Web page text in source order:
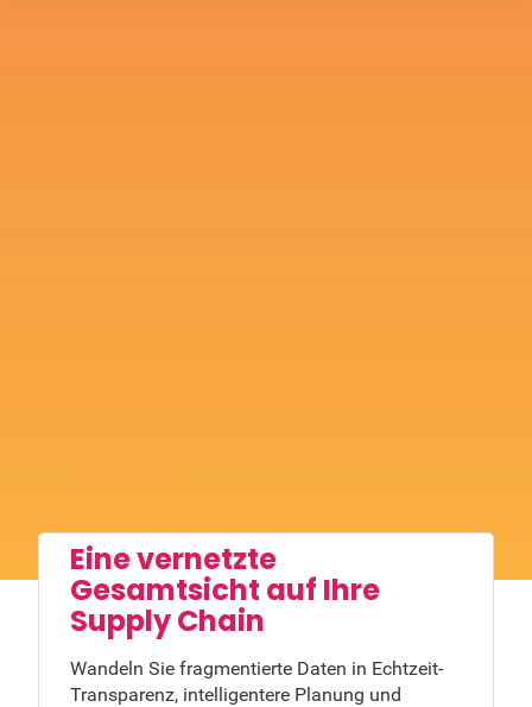
Eine vernetzte
Gesamtsicht auf Ihre
Supply Chain
Wandeln Sie fragmentierte Daten in Echtzeit-
Transparenz, intelligentere Planung und